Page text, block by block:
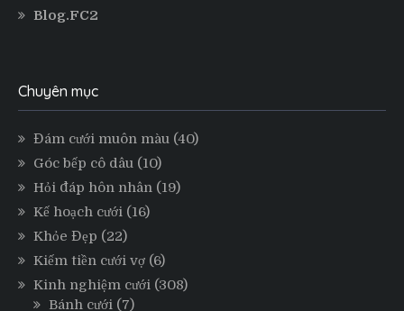
Blog.FC2
Chuyên mục
Đám cưới muôn màu (40)
Góc bếp cô dâu (10)
Hỏi đáp hôn nhân (19)
Kế hoạch cưới (16)
Khỏe Đẹp (22)
Kiếm tiền cưới vợ (6)
Kinh nghiệm cưới (308)
Bánh cưới (7)